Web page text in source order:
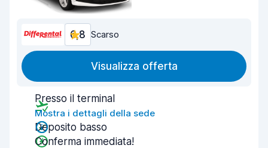
6,8 Scarso
Visualizza offerta
Presso il terminal
Mostra i dettagli della sede
Deposito basso
Conferma immediata!